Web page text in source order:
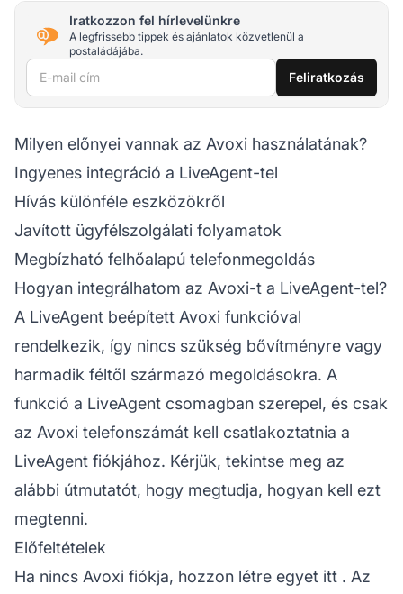
Iratkozzon fel hírlevelünkre
A legfrissebb tippek és ajánlatok közvetlenül a
postaládájába.
E-mail cím Feliratkozás
Milyen előnyei vannak az Avoxi használatának?
Ingyenes integráció a LiveAgent-tel
Hívás különféle eszközökről
Javított ügyfélszolgálati folyamatok
Megbízható felhőalapú telefonmegoldás
Hogyan integrálhatom az Avoxi-t a LiveAgent-tel?
A LiveAgent beépített Avoxi funkcióval
rendelkezik, így nincs szükség bővítményre vagy
harmadik féltől származó megoldásokra. A
funkció a LiveAgent csomagban szerepel, és csak
az Avoxi telefonszámát kell csatlakoztatnia a
LiveAgent fiókjához. Kérjük, tekintse meg az
alábbi útmutatót, hogy megtudja, hogyan kell ezt
megtenni.
Előfeltételek
Ha nincs Avoxi fiókja, hozzon létre egyet itt . Az